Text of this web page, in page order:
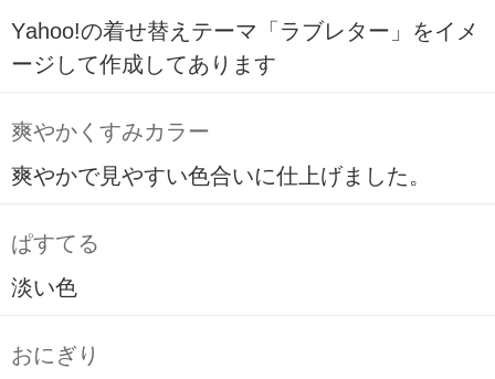
Yahoo!の着せ替えテーマ「ラブレター」をイメ
ージして作成してあります
爽やかくすみカラー
爽やかで見やすい色合いに仕上げました。
ぱすてる
淡い色
おにぎり